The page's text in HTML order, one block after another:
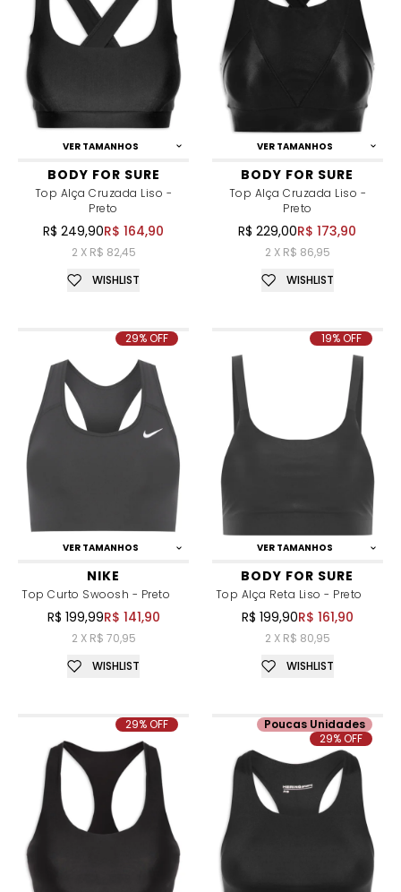
VER TAMANHOS
BODY FOR SURE
Top Alça Cruzada Liso -
Preto
R$ 249,90R$ 164,90
2 X R$ 82,45
WISHLIST
VER TAMANHOS
BODY FOR SURE
Top Alça Cruzada Liso -
Preto
R$ 229,00R$ 173,90
2 X R$ 86,95
WISHLIST
VER TAMANHOS
NIKE
Top Curto Swoosh - Preto
R$ 199,99R$ 141,90
2 X R$ 70,95
29% OFF
WISHLIST
VER TAMANHOS
BODY FOR SURE
Top Alça Reta Liso - Preto
R$ 199,90R$ 161,90
2 X R$ 80,95
19% OFF
WISHLIST
29% OFF
Poucas Unidades
29% OFF